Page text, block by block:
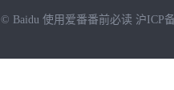
© Baidu 使用爱番番前必读 沪ICP